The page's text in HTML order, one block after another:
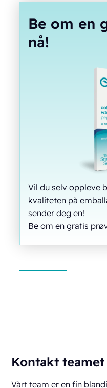
Be om en
nå!
Vil du selv oppleve
kvaliteten på
sender deg en!
Be om en gratis
Kontakt teamet
Vårt team er en fin